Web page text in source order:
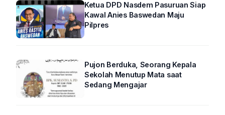
Ketua DPD Nasdem Pasuruan Siap
Kawal Anies Baswedan Maju
Pilpres
Pujon Berduka, Seorang Kepala
Sekolah Menutup Mata saat
Sedang Mengajar